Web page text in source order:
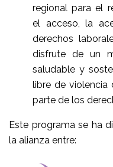
regional para el
el acceso, la
derechos
disfrute de un
saludable y
libre de violencia
parte de los
Este programa se ha
la alianza entre: